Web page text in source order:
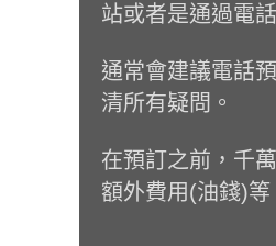
站或者是通過電
通常會建議電話
清所有疑問。
在預訂之前，千
額外費用(油錢)